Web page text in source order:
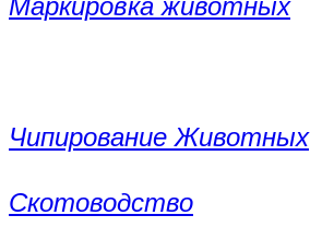
Маркировка животных
Чипирование Животных
Скотоводство